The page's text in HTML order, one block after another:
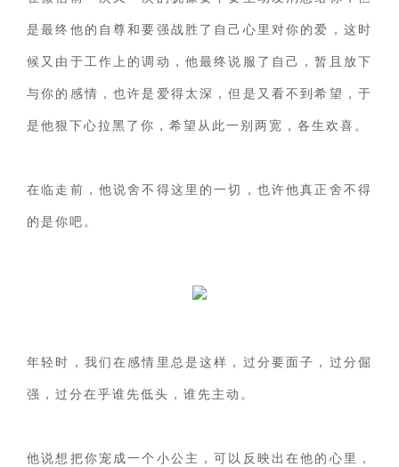
是最终他的自尊和要强战胜了自己心里对你的爱，这时
候又由于工作上的调动，他最终说服了自己，暂且放下
与你的感情，也许是爱得太深，但是又看不到希望，于
是他狠下心拉黑了你，希望从此一别两宽，各生欢喜。
在临走前，他说舍不得这里的一切，也许他真正舍不得
的是你吧。
年轻时，我们在感情里总是这样，过分要面子，过分倔
强，过分在乎谁先低头，谁先主动。
他说想把你宠成一个小公主，可以反映出在他的心里，